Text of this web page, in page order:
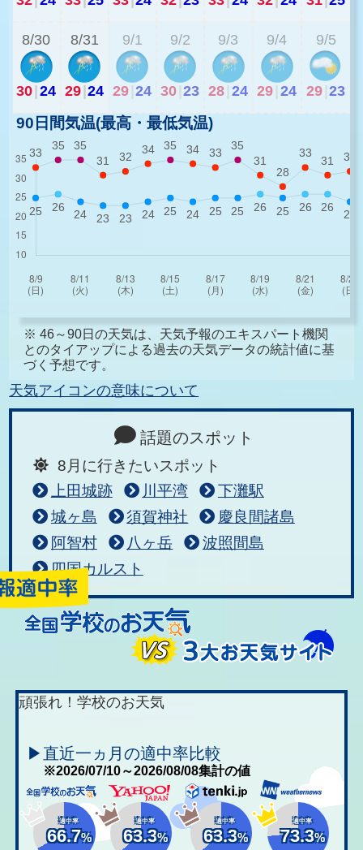
8/30
30|24
8/31
29|24
9/1
29 24
9/2
30 23
9/3
28 24
9/4
29 24
9/5
29 23
90日間気温(最高・最低気温)
※ 46～90日の天気は、天気予報のエキスパート機関
とのタイアップによる過去の天気データの統計値に基
づく予想です。
天気アイコンの意味について
話題のスポット
8月に行きたいスポット
上田城跡
川平湾
下灘駅
城ヶ島
須賀神社
慶良間諸島
阿智村
八ヶ岳
波照間島
四国カルスト
頑張れ！学校のお天気
▶直近一ヵ月の適中率比較
※2026/07/10～2026/08/08集計の値
適中率
66.7%
適中率
63.3%
適中率
63.3%
適中率
73.3%